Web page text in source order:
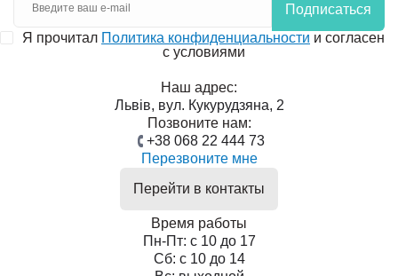
Подписаться
Я прочитал Политика конфиденциальности и согласен
с условиями
Наш адрес:
Львів, вул. Кукурудзяна, 2
Позвоните нам:
+38 068 22 444 73
Перезвоните мне
Перейти в контакты
Время работы
Пн-Пт: с 10 до 17
Сб: с 10 до 14